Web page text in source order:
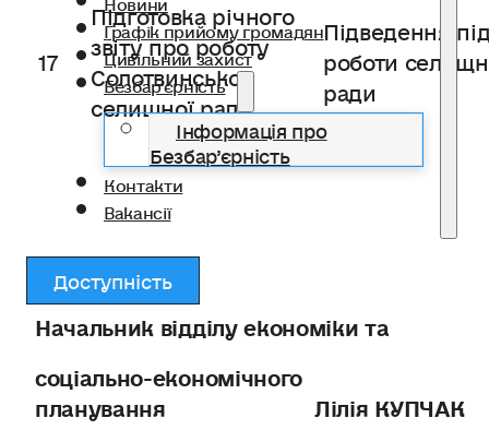
Графік прийому громадян
Цивільний захист
Безбар’єрність
Інформація про
Безбар’єрність
Контакти
Вакансії
Доступність
17
Підготовка річного
звіту про роботу
Солотвинської
селищної ради
Підведення
роботи
ради
Начальник відділу економіки та
соціально-економічного
планування Лілія КУПЧАК